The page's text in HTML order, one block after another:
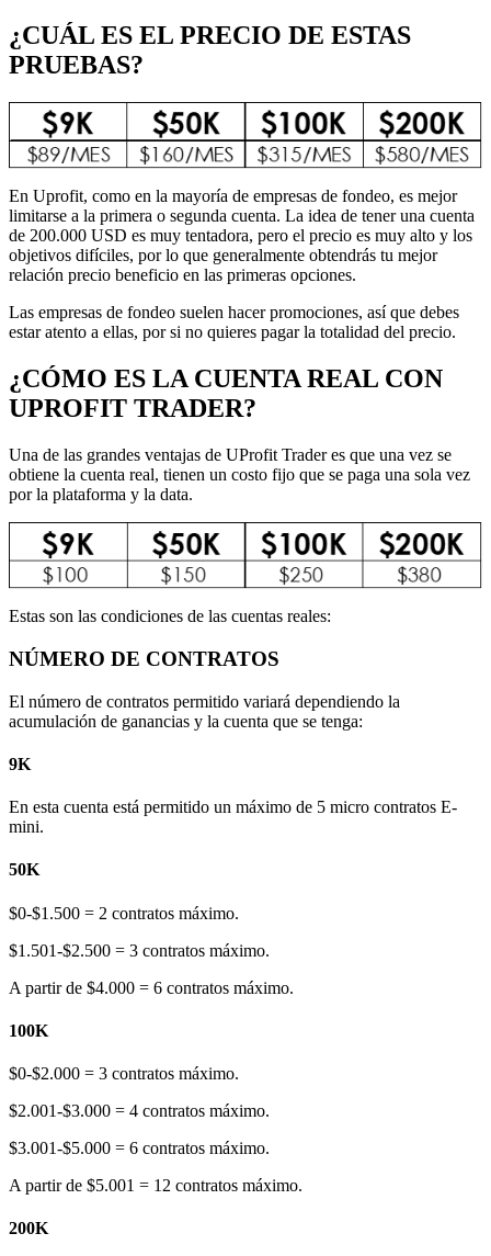
¿CUÁL ES EL PRECIO DE ESTAS
PRUEBAS?
En Uprofit, como en la mayoría de empresas de fondeo, es mejor
limitarse a la primera o segunda cuenta. La idea de tener una cuenta
de 200.000 USD es muy tentadora, pero el precio es muy alto y los
objetivos difíciles, por lo que generalmente obtendrás tu mejor
relación precio beneficio en las primeras opciones.
Las empresas de fondeo suelen hacer promociones, así que debes
estar atento a ellas, por si no quieres pagar la totalidad del precio.
¿CÓMO ES LA CUENTA REAL CON
UPROFIT TRADER?
Una de las grandes ventajas de UProfit Trader es que una vez se
obtiene la cuenta real, tienen un costo fijo que se paga una sola vez
por la plataforma y la data.
Estas son las condiciones de las cuentas reales:
NÚMERO DE CONTRATOS
El número de contratos permitido variará dependiendo la
acumulación de ganancias y la cuenta que se tenga:
9K
En esta cuenta está permitido un máximo de 5 micro contratos E-
mini.
50K
$0-$1.500 = 2 contratos máximo.
$1.501-$2.500 = 3 contratos máximo.
A partir de $4.000 = 6 contratos máximo.
100K
$0-$2.000 = 3 contratos máximo.
$2.001-$3.000 = 4 contratos máximo.
$3.001-$5.000 = 6 contratos máximo.
A partir de $5.001 = 12 contratos máximo.
200K